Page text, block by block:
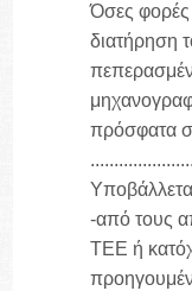
Όσες φορές
διατήρηση
πρόσφατα
......................
-από τους
ΤΕΕ ή